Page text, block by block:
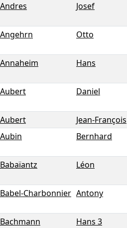
Andres Josef
Angehrn Otto
Annaheim Hans
Aubert Daniel
Aubert Jean-François
Aubin
Bernhard
Babaïantz Léon
Babel-Charbonnier Antony
Bachmann Hans 3